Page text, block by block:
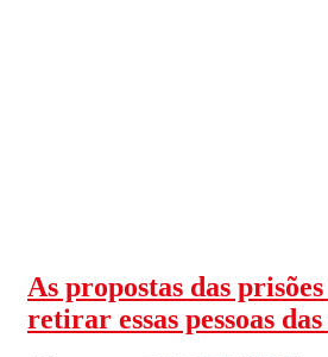
As propostas das
retirar essas pessoas